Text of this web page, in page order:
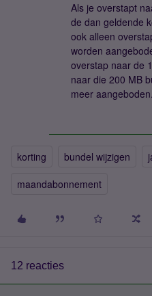
Als je overstapt
de dan geldende
ook alleen
worden
overstap naar de
naar die 200 MB
meer aangeboden.
korting bundel wijzigen
maandabonnement
12 reacties